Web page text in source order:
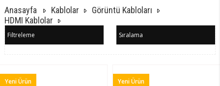
Anasayfa Kablolar
Görüntü Kabloları
HDMI Kablolar
Filtreleme Sıralama
Yeni Ürün Yeni Ürün